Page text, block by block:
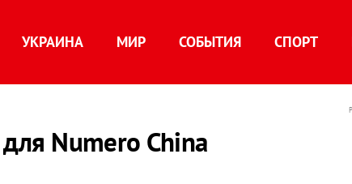
УКРАИНА МИР СОБЫТИЯ СПОРТ
Numero China